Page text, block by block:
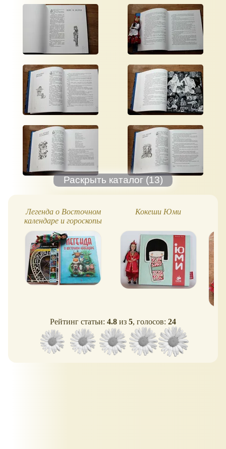
Легенда о Восточном
календаре и гороскопы
Кокеши Юми
Рейтинг статьи: 4.8 из 5, голосов: 24